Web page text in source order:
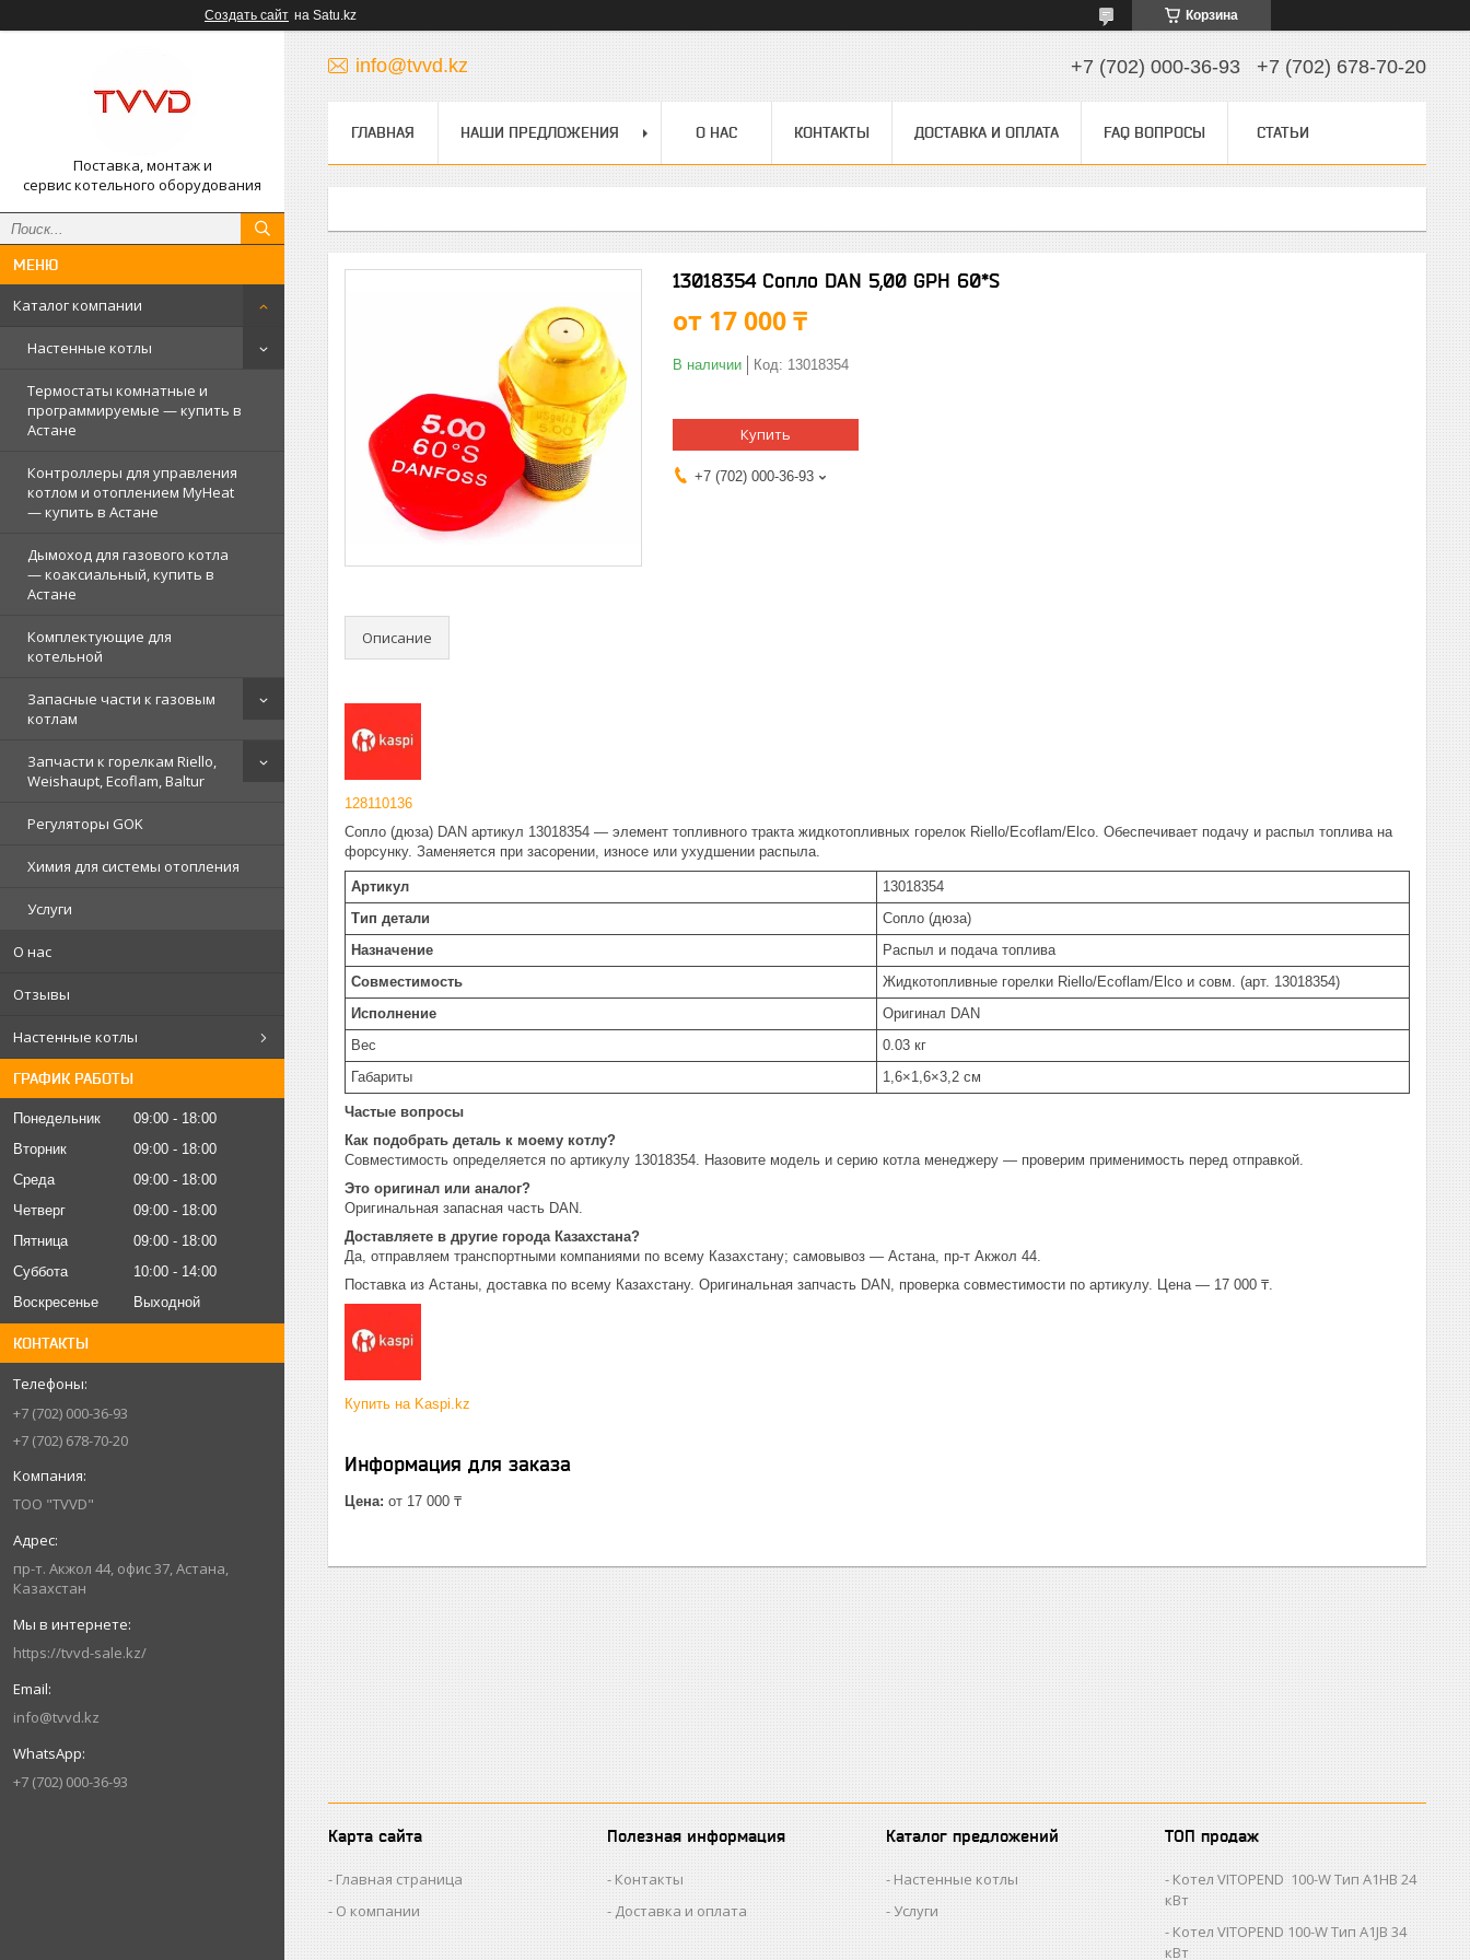
Создать сайт на Satu.kz Корзина
Поставка, монтаж и
сервис котельного оборудования
Каталог компании
Настенные котлы
Термостаты комнатные и
программируемые — купить в
Астане
Контроллеры для управления
котлом и отоплением MyHeat
— купить в Астане
Дымоход для газового котла
— коаксиальный, купить в
Астане
Комплектующие для
котельной
Запасные части к газовым
котлам
Запчасти к горелкам Riello,
Weishaupt, Ecoflam, Baltur
Регуляторы GOK
Химия для системы отопления
Услуги
О нас
Отзывы
Настенные котлы
ГРАФИК РАБОТЫ
Понедельник 09:00
18:00
Вторник
09:00
18:00
Среда
09:00
18:00
Четверг
09:00
18:00
Пятница
09:00
18:00
Суббота
10:00
14:00
Воскресенье
Выходной
КОНТАКТЫ
+7 (702) 000-36-93
+7 (702) 678-70-20
ТОО "TVVD"
пр-т. Акжол 44, офис 37, Астана,
Казахстан
https://tvvd-sale.kz/
info@tvvd.kz
+7 (702) 000-36-93
info@tvvd.kz +7 (702) 000-36-93 +7 (702) 678-70-20
ГЛАВНАЯ НАШИ ПРЕДЛОЖЕНИЯ О НАС КОНТАКТЫ ДОСТАВКА И ОПЛАТА FAQ ВОПРОСЫ СТАТЬИ
13018354 Сопло DAN 5,00 GPH 60*S
от 17 000 ₸
В наличии Код: 13018354
Купить
+7 (702) 000-36-93
Описание
128110136
Сопло (дюза) DAN артикул 13018354 — элемент топливного тракта жидкотопливных горелок Riello/Ecoflam/Elco. Обеспечивает подачу и распыл топлива на
форсунку. Заменяется при засорении, износе или ухудшении распыла.
Артикул
13018354
Тип детали
Сопло (дюза)
Назначение
Распыл и подача топлива
Совместимость
Жидкотопливные горелки Riello/Ecoflam/Elco и совм. (арт. 13018354)
Исполнение
Оригинал DAN
Вес
0.03 кг
Габариты
1,6×1,6×3,2 см
Частые вопросы
Как подобрать деталь к моему котлу?
Совместимость определяется по артикулу 13018354. Назовите модель и серию котла менеджеру — проверим применимость перед отправкой.
Это оригинал или аналог?
Оригинальная запасная часть DAN.
Доставляете в другие города Казахстана?
Да, отправляем транспортными компаниями по всему Казахстану; самовывоз — Астана, пр-т Акжол 44.
Поставка из Астаны, доставка по всему Казахстану. Оригинальная запчасть DAN, проверка совместимости по артикулу. Цена — 17 000 ₸.
Купить на Kaspi.kz
Информация для заказа
Цена: от 17 000 ₸
Карта сайта
Главная страница
О компании
Полезная информация
Контакты
Доставка и оплата
Каталог предложений
Настенные котлы
Услуги
ТОП продаж
Котел VITOPEND 100-W Тип A1HB 24
кВт
Котел VITOPEND 100-W Тип A1JB 34
кВт